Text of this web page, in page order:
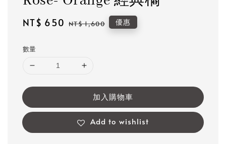
Sale
NT$ 650 Regular
NT$ 1,600 優惠
數量
加入購物車
Add to wishlist